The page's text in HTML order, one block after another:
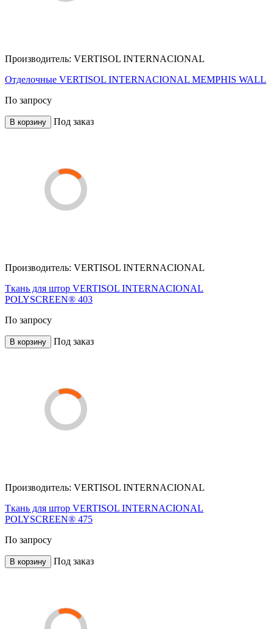
Производитель: VERTISOL INTERNACIONAL
Отделочные VERTISOL INTERNACIONAL MEMPHIS WALL
По запросу
В корзину Под заказ
Производитель: VERTISOL INTERNACIONAL
Ткань для штор VERTISOL INTERNACIONAL
POLYSCREEN® 403
По запросу
В корзину Под заказ
Производитель: VERTISOL INTERNACIONAL
Ткань для штор VERTISOL INTERNACIONAL
POLYSCREEN® 475
По запросу
В корзину Под заказ